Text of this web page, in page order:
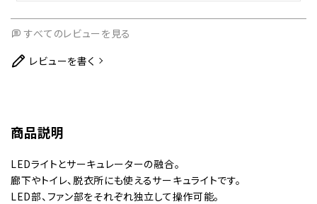
すべてのレビューを見る
レビューを書く
商品説明
LEDライトとサーキュレーターの融合。
廊下やトイレ、脱衣所にも使えるサーキュライトです。
LED部、ファン部をそれぞれ独立して操作可能。